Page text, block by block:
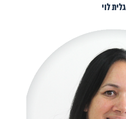
גלית לוי